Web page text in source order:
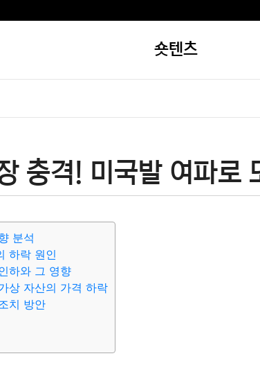
숏텐츠
충격! 미국발 여파로
분석
하락 원인
하와 그 영향
상 자산의 가격 하락
치 방안